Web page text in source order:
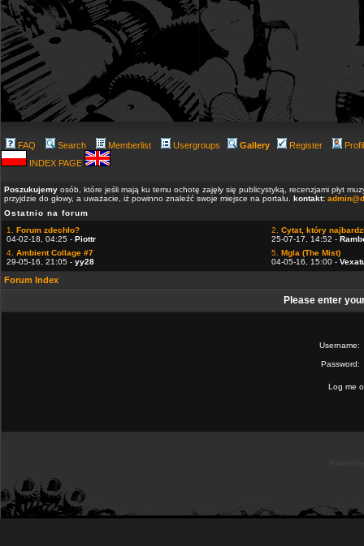
FAQ Search Memberlist Usergroups Gallery Register
INDEX PAGE
Poszukujemy osób, które jeśli mają ku temu ochotę zajęły się publicystyką, recenzjami płyt
przyjdzie do głowy, a uważacie, iż powinno znaleźć swoje miejsce na portalu. kontakt:
Ostatnio na forum
1. Forum zdechło?
04-02-18, 04:25 - Piottr
2. Cytat, który
25-07-17, 14:52 -
4. Ambient Collage #7
29-05-16, 21:05 - yy28
5. Mgla (The Mist)
04-05-16, 15:00 -
Forum Index
Please enter
Username:
Password:
Log me